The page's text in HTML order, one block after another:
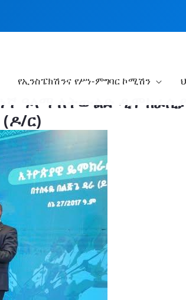
የኢንስፔክሽንና የሥነ-ምግባር ኮሚሽን
ዓላማ ለትውልድ
ር)